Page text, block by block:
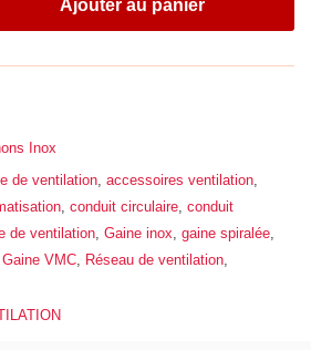
Ajouter au panier
Inox
de ventilation accessoires ventilation
conduit circulaire conduit
de ventilation Gaine inox gaine spiralée
Gaine VMC Réseau de ventilation